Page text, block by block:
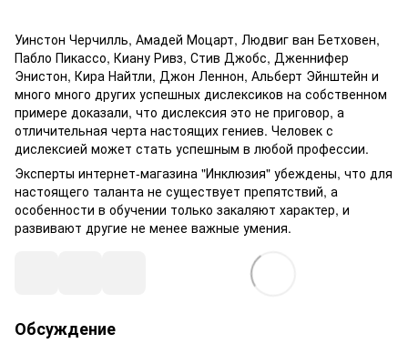
Уинстон Черчилль, Амадей Моцарт, Людвиг ван Бетховен,
Пабло Пикассо, Киану Ривз, Стив Джобс, Дженнифер
Энистон, Кира Найтли, Джон Леннон, Альберт Эйнштейн и
много много других успешных дислексиков на собственном
примере доказали, что дислексия это не приговор, а
отличительная черта настоящих гениев. Человек с
дислексией может стать успешным в любой профессии.
Эксперты интернет-магазина "Инклюзия" убеждены, что для
настоящего таланта не существует препятствий, а
особенности в обучении только закаляют характер, и
развивают другие не менее важные умения.
Обсуждение